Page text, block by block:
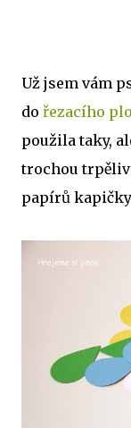
Už jsem vám
do řezacího
použila taky,
trochou
papírů